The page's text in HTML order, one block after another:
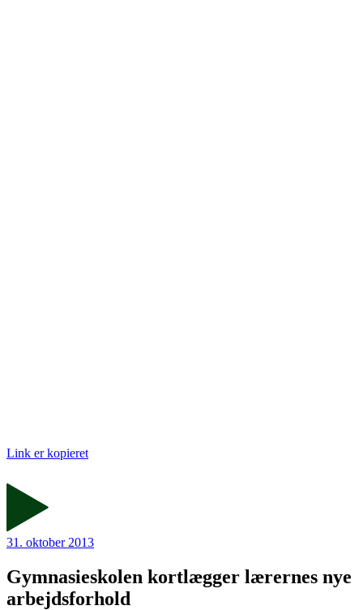
Link er kopieret
31. oktober 2013
Gymnasieskolen kortlægger lærernes nye
arbejdsforhold